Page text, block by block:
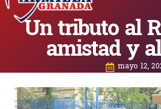
Un tributo al
amistad y
mayo 12,